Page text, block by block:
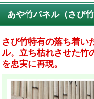
あや竹パネル（さび
さび竹特有の落ち着い
ル。立ち枯れさせた竹
を忠実に再現。